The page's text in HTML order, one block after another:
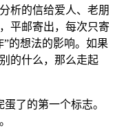
析的信给爱人、老朋
平邮寄出，每次只寄
的想法的影响。如果
的什么，那么走起
了的第一个标志。